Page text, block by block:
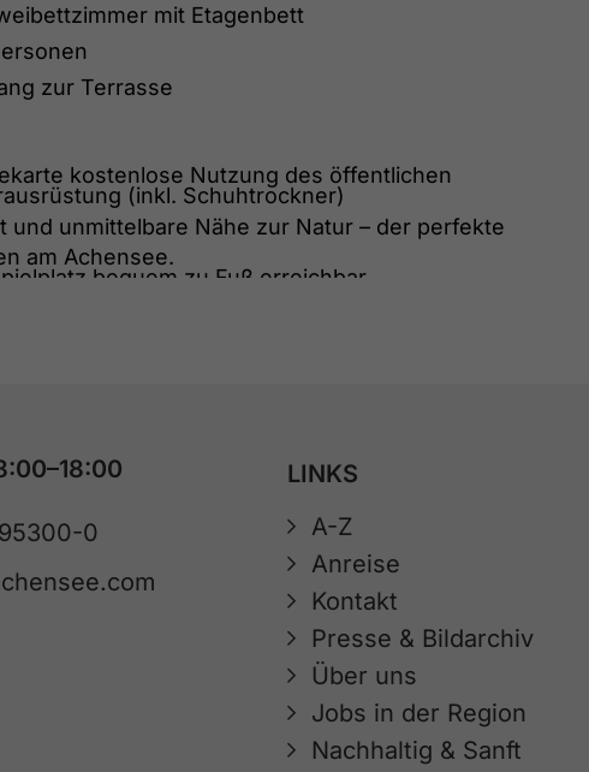
mit Etagenbett
zur Terrasse
(inkl. Schuhtrockner)
kostenlose Nutzung des öffentlichen
bequem zu Fuß erreichbar
und unmittelbare Nähe zur Natur – der perfekte
am Achensee.
0
LINKS
A-Z
Anreise
Kontakt
Presse & Bildarchiv
Über uns
Jobs in der Region
Nachhaltig & Sanft